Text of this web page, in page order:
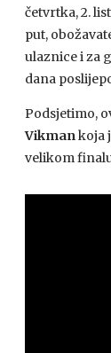
četvrtka, 2.
put,
ulaznice i za
dana
Podsjetimo,
Vikmankoja
velikom